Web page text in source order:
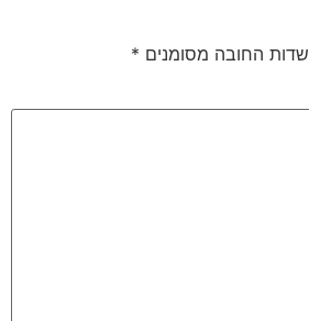
שדות החובה מסומנים *